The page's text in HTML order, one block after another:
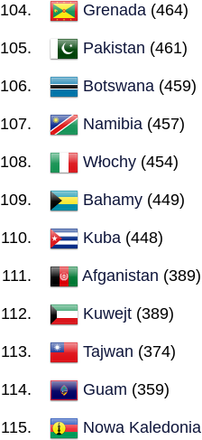
Grenada (464)
Pakistan (461)
Botswana (459)
Namibia (457)
Włochy (454)
Bahamy (449)
Kuba (448)
Afganistan (389)
Kuwejt (389)
Tajwan (374)
Guam (359)
Nowa Kaledonia